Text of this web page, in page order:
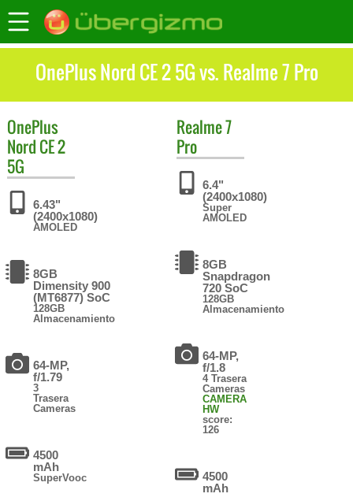
OnePlus Nord CE 2 5G vs. Realme 7 Pro
OnePlus
Nord CE 2
5G
6.43"
(2400x1080)
AMOLED
8GB
Dimensity 900
(MT6877) SoC
128GB
Almacenamiento
64-MP,
f/1.79
3
Trasera
Cameras
4500
mAh
SuperVooc
Realme7
Pro
6.4"
(2400x1080)
Super
AMOLED
8GB
Snapdragon
720 SoC
128GB
Almacenamiento
64-MP,
f/1.8
4 Trasera
Cameras
CAMERA
HW
score:
126
4500
mAh